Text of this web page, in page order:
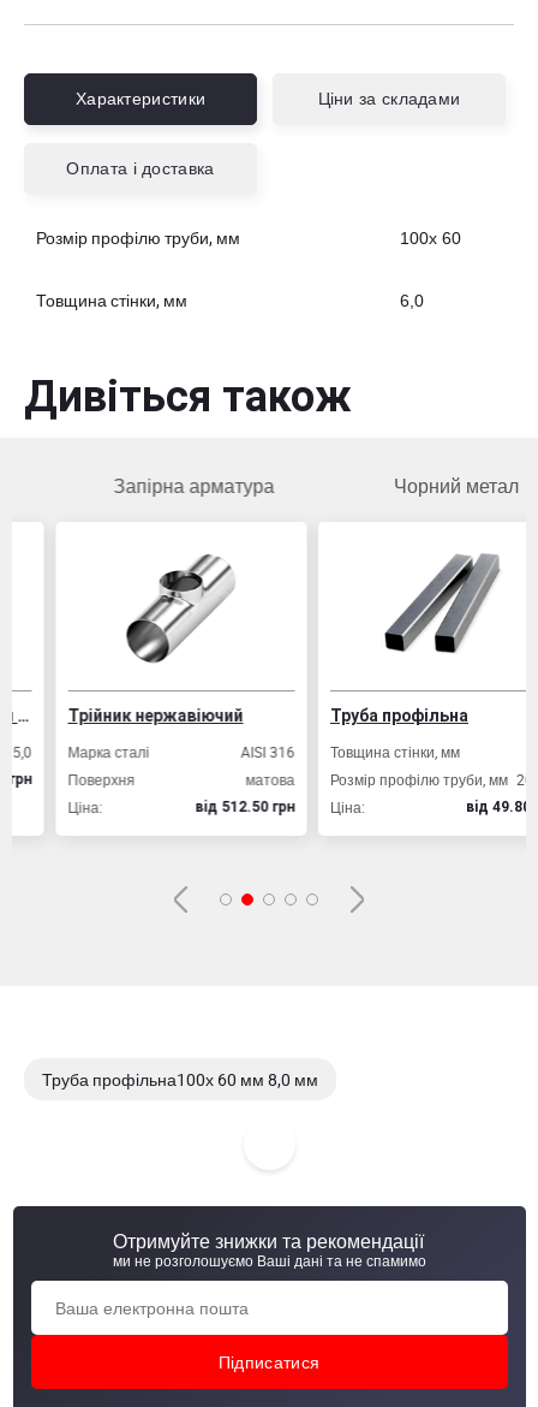
Характеристики Ціни за складами
Оплата і доставка
Розмір профілю труби, мм 100х 60
Товщина стінки, мм 6,0
Дивіться також
Запірна арматура
Трійник нержавіючий
Марка сталі
AISI 316
Поверхня
матова
Ціна:
вiд 512.50 грн
Чорний метал
Труба профільна
Товщина стінки, мм
Розмір профілю труби, мм
20х20
Ціна:
вiд 49.80 грн
Труба профільна100х 60 мм 8,0 мм
Труба профільна100х 60 мм 3,0 мм
Отримуйте знижки та рекомендації
ми не розголошуємо Ваші дані та не спамимо